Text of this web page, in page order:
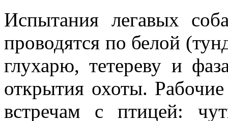
Испытания легавых
проводятся по белой
глухарю, тетереву и
открытия охоты.
встречам с птицей: